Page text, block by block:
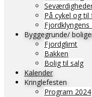
På cykel og til
Byggegrunde/
Fjordglimt
Bakken
Bolig til salg
Kalender
Kringlefesten
Program 2024